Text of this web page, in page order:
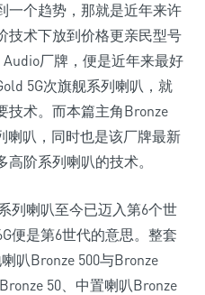
一个趋势，那就是近年来许
技术下放到价格更亲民型号
厂牌，便是近年来最好
5G次旗舰系列喇叭，就
技术。而本篇主角Bronze
喇叭，同时也是该厂牌最新
阶系列喇叭的技术。
列喇叭至今已迈入第6个世
便是第6世代的意思。整套
叭Bronze 500与Bronze
50、中置喇叭Bronze